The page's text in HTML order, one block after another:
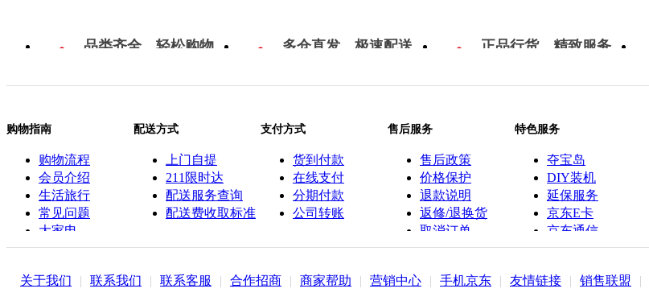
品类齐全，轻松购物 多仓直发，极速配送 正品行货，精致服务
购物指南
购物流程
会员介绍
生活旅行
常见问题
大家电
联系客服
配送方式
上门自提
211限时达
配送服务查询
配送费收取标准
支付方式
货到付款
在线支付
分期付款
公司转账
售后服务
售后政策
价格保护
退款说明
返修/退换货
取消订单
特色服务
夺宝岛
DIY装机
延保服务
京东E卡
京东通信
京鱼座智能
关于我们 | 联系我们 | 联系客服 | 合作招商 | 商家帮助 | 营销中心 | 手机京东 | 友情链接 | 销售联盟 |